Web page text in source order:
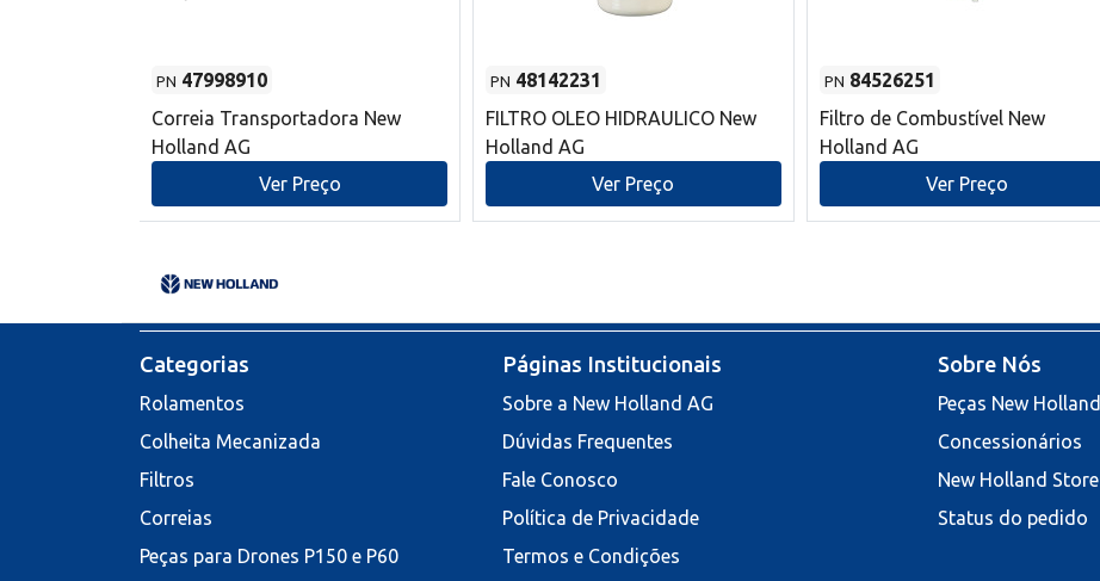
PN 47998910
Correia Transportadora New
Holland AG
Ver Preço
PN 48142231
FILTRO OLEO HIDRAULICO New
Holland AG
Ver Preço
PN 84526251
Filtro de Combustível New
Holland AG
Ver Preço
Categorias
Rolamentos
Colheita Mecanizada
Filtros
Correias
Peças para Drones P150 e P60
Páginas Institucionais
Sobre a New Holland AG
Dúvidas Frequentes
Fale Conosco
Política de Privacidade
Termos e Condições
Sobre Nós
Peças New Holland
Concessionários
New Holland Store
Status do pedido